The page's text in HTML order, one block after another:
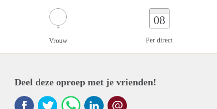
Vrouw
08
Per direct
Deel deze oproep met je vrienden!